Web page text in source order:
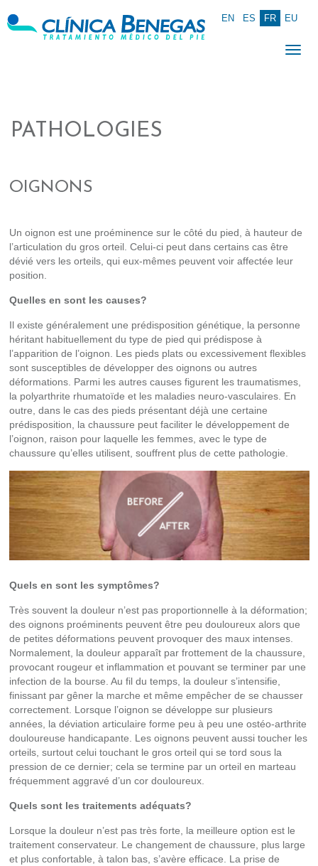
EN ES FR EU
PATHOLOGIES
OIGNONS
Un oignon est une proéminence sur le côté du pied, à hauteur de
l’articulation du gros orteil. Celui-ci peut dans certains cas être
dévié vers les orteils, qui eux-mêmes peuvent voir affectée leur
position.
Quelles en sont les causes?
Il existe généralement une prédisposition génétique, la personne
héritant habituellement du type de pied qui prédispose à
l’apparition de l’oignon. Les pieds plats ou excessivement flexibles
sont susceptibles de développer des oignons ou autres
déformations. Parmi les autres causes figurent les traumatismes,
la polyarthrite rhumatoïde et les maladies neuro-vasculaires. En
outre, dans le cas des pieds présentant déjà une certaine
prédisposition, la chaussure peut faciliter le développement de
l’oignon, raison pour laquelle les femmes, avec le type de
chaussure qu’elles utilisent, souffrent plus de cette pathologie.
Quels en sont les symptômes?
Très souvent la douleur n’est pas proportionnelle à la déformation;
des oignons proéminents peuvent être peu douloureux alors que
de petites déformations peuvent provoquer des maux intenses.
Normalement, la douleur apparaît par frottement de la chaussure,
provocant rougeur et inflammation et pouvant se terminer par une
infection de la bourse. Au fil du temps, la douleur s’intensifie,
finissant par gêner la marche et même empêcher de se chausser
correctement. Lorsque l’oignon se développe sur plusieurs
années, la déviation articulaire forme peu à peu une ostéo-arthrite
douloureuse handicapante. Les oignons peuvent aussi toucher les
orteils, surtout celui touchant le gros orteil qui se tord sous la
pression de ce dernier; cela se termine par un orteil en marteau
fréquemment aggravé d’un cor douloureux.
Quels sont les traitements adéquats?
Lorsque la douleur n’est pas très forte, la meilleure option est le
traitement conservateur. Le changement de chaussure, plus large
et plus confortable, à talon bas, s’avère efficace. La prise de